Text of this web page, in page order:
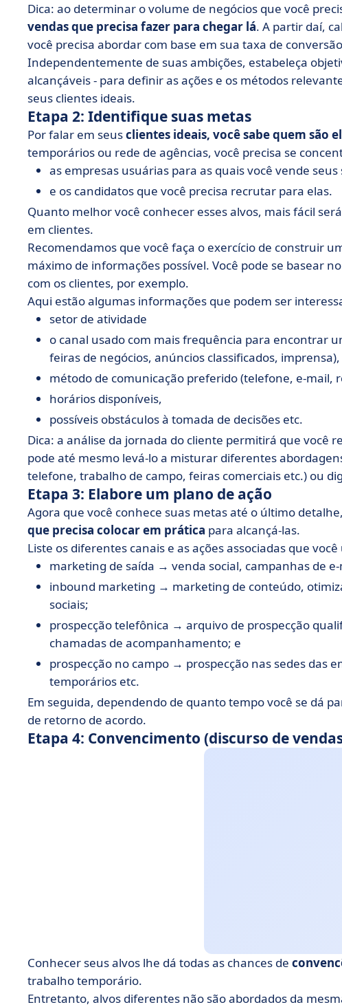
Dica: ao determinar o volume de negócios que você
vendas que precisa fazer para chegar lá. A partir daí,
você precisa abordar com base em sua taxa de
Independentemente de suas ambições, estabeleça
alcançáveis - para definir as ações e os métodos
seus clientes ideais.
Etapa 2: Identifique suas metas
Por falar em seusclientes ideais, você sabe quem são
temporários ou rede de agências, você precisa se
as empresas usuárias para as quais você vende seus
e os candidatos que você precisa recrutar para elas.
Quanto melhor você conhecer esses alvos, mais fácil
em clientes.
Recomendamos que você faça o exercício de construir
máximo de informações possível. Você pode se basear
com os clientes, por exemplo.
Aqui estão algumas informações que podem ser
setor de atividade
o canal usado com mais frequência para encontrar
feiras de negócios, anúncios classificados, imprensa),
método de comunicação preferido (telefone, e-mail,
horários disponíveis,
possíveis obstáculos à tomada de decisões etc.
Dica: a análise da jornada do cliente permitirá que você
pode até mesmo levá-lo a misturar diferentes
telefone, trabalho de campo, feiras comerciais etc.) ou
Etapa 3: Elabore um plano de ação
Agora que você conhece suas metas até o último
que precisa colocar em prática para alcançá-las.
Liste os diferentes canais e as ações associadas que
marketing de saída → venda social, campanhas de
inbound marketing → marketing de conteúdo,
sociais;
prospecção telefônica → arquivo de prospecção
chamadas de acompanhamento; e
prospecção no campo → prospecção nas sedes das
temporários etc.
Em seguida, dependendo de quanto tempo você se dá
de retorno de acordo.
Etapa 4: Convencimento (discurso de
Conhecer seus alvos lhe dá todas as chances de
trabalho temporário.
Entretanto, alvos diferentes não são abordados da